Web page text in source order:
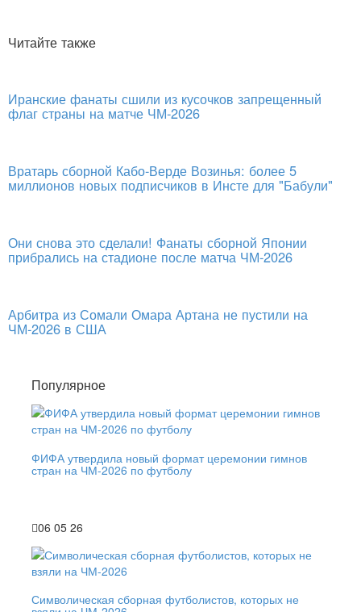
Читайте также
Иранские фанаты сшили из кусочков запрещенный
флаг страны на матче ЧМ-2026
Вратарь сборной Кабо-Верде Возинья: более 5
миллионов новых подписчиков в Инсте для "Бабули"
Они снова это сделали! Фанаты сборной Японии
прибрались на стадионе после матча ЧМ-2026
Арбитра из Сомали Омара Артана не пустили на
ЧМ-2026 в США
Популярное
ФИФА утвердила новый формат церемонии гимнов
стран на ЧМ-2026 по футболу
06 05 26
Символическая сборная футболистов, которых не